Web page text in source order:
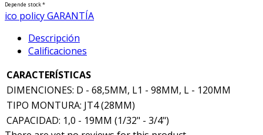
Depende stock *
ico policyGARANTÍA
Descripción
Calificaciones
CARACTERÍSTICAS
DIMENCIONES: D - 68,5MM, L1 - 98MM, L - 120MM
TIPO MONTURA: JT4 (28MM)
CAPACIDAD: 1,0 - 19MM (1/32" - 3/4")